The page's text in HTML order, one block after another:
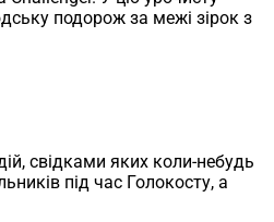
подорож за межі зірок з
свідками яких коли-небудь
під час Голокосту, а